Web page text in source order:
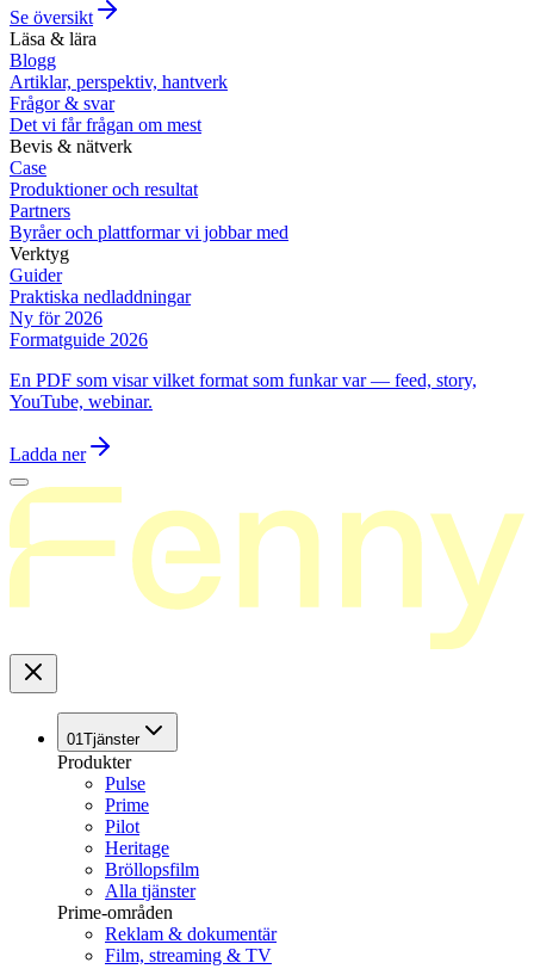
Se översikt
Läsa & lära
Blogg
Artiklar, perspektiv, hantverk
Frågor & svar
Det vi får frågan om mest
Bevis & nätverk
Case
Produktioner och resultat
Partners
Byråer och plattformar vi jobbar med
Verktyg
Guider
Praktiska nedladdningar
Ny för 2026
Formatguide 2026
En PDF som visar vilket format som funkar var — feed, story,
YouTube, webinar.
Ladda ner
01Tjänster
Produkter
Pulse
Prime
Pilot
Heritage
Bröllopsfilm
Alla tjänster
Prime-områden
Reklam & dokumentär
Film, streaming & TV